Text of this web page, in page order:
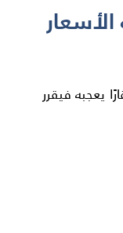
يعجبه فيقرر